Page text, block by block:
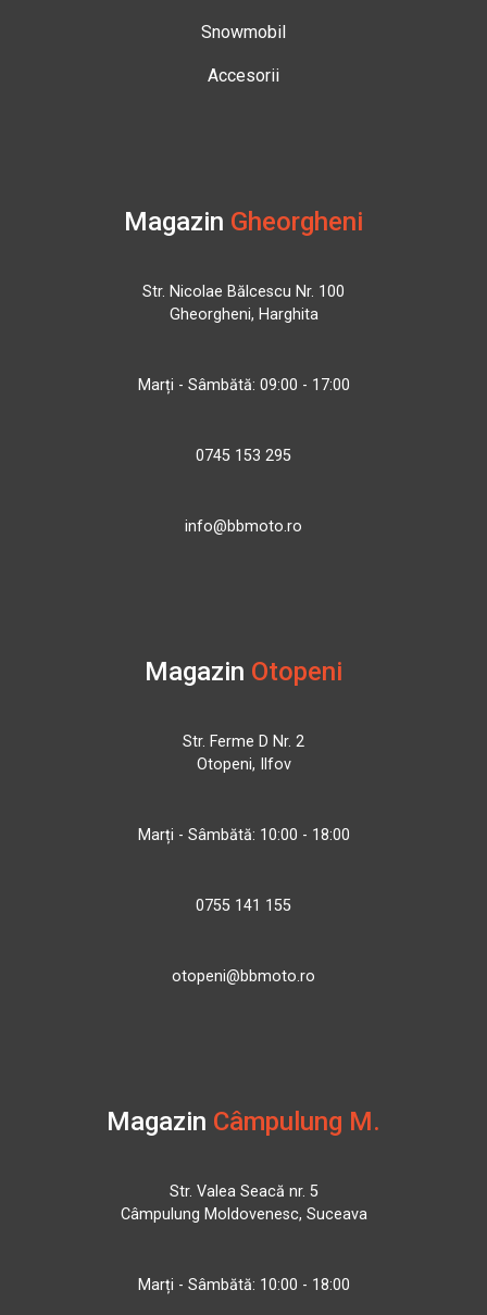
Snowmobil
Accesorii
Magazin Gheorgheni
Str. Nicolae Bălcescu Nr. 100
Gheorgheni, Harghita
Marți - Sâmbătă: 09:00 - 17:00
0745 153 295
info@bbmoto.ro
Magazin Otopeni
Str. Ferme D Nr. 2
Otopeni, Ilfov
Marți - Sâmbătă: 10:00 - 18:00
0755 141 155
otopeni@bbmoto.ro
Magazin Câmpulung M.
Str. Valea Seacă nr. 5
Câmpulung Moldovenesc, Suceava
Marți - Sâmbătă: 10:00 - 18:00